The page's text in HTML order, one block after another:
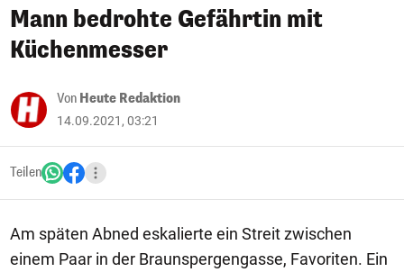
Mann bedrohte Gefährtin mit
Küchenmesser
Von Heute Redaktion
14.09.2021, 03:21
Teilen
Am späten Abned eskalierte ein Streit zwischen
einem Paar in der Braunspergengasse, Favoriten. Ein